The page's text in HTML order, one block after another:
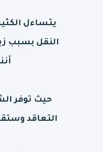
يتساءل
النقل بسبب
التعاقد